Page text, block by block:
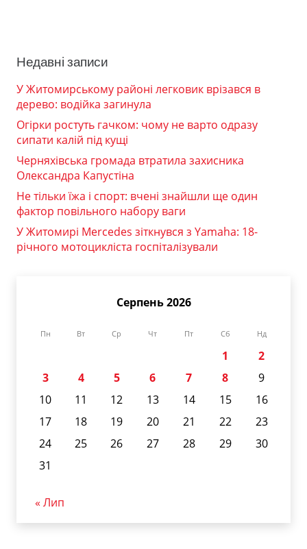
Недавні записи
У Житомирському районі легковик врізався в
дерево: водійка загинула
Огірки ростуть гачком: чому не варто одразу
сипати калій під кущі
Черняхівська громада втратила захисника
Олександра Капустіна
Не тільки їжа і спорт: вчені знайшли ще один
фактор повільного набору ваги
У Житомирі Mercedes зіткнувся з Yamaha: 18-
річного мотоцикліста госпіталізували
Серпень 2026
Пн Вт Ср Чт Пт Сб Нд
1
2
3
4 5 6 7 8
9
10
11 12 13 14 15
16
17
18 19 20 21 22
23
24
25 26 27 28 29
30
31
« Лип